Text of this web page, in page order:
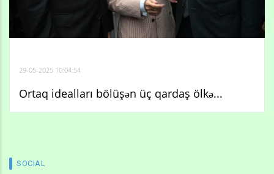
29-05-2025 10:04:54
Ortaq idealları bölüşən üç qardaş ölkə...
SOCIAL